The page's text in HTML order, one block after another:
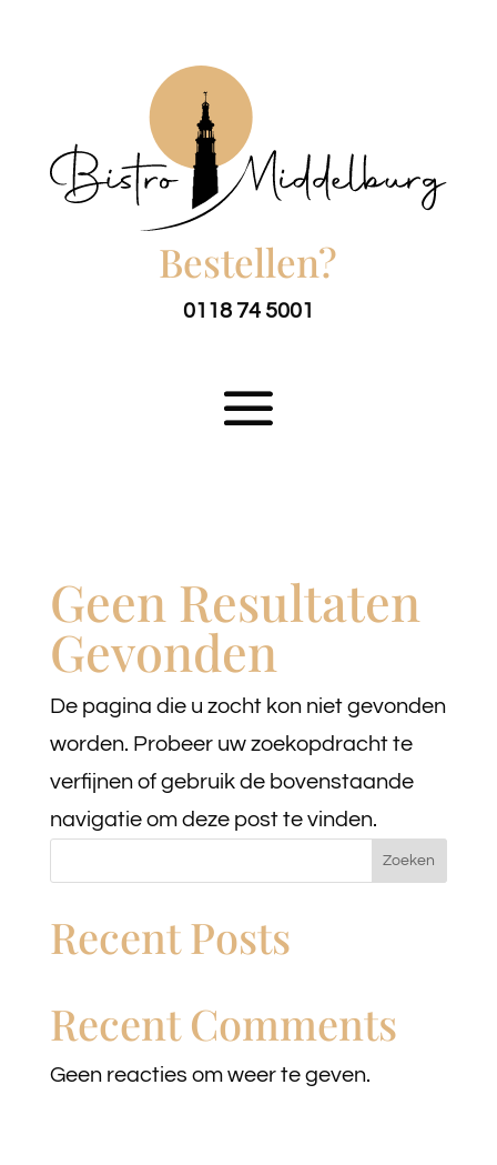
Bestellen?
0118 74 5001
Geen Resultaten
Gevonden
De pagina die u zocht kon niet gevonden
worden. Probeer uw zoekopdracht te
verfijnen of gebruik de bovenstaande
navigatie om deze post te vinden.
Zoeken
Recent Posts
Recent Comments
Geen reacties om weer te geven.